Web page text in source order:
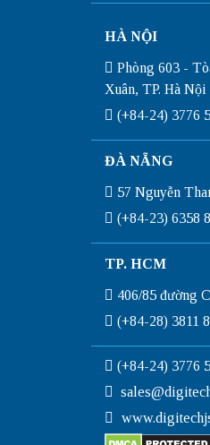
HÀ NỘI
Phòng 603 -
Xuân, TP. Hà Nội
(+84-24) 3776
ĐÀ NẴNG
57 Nguyễn
(+84-23) 6358
TP. HCM
406/85 đường
(+84-28) 3811
(+84-24) 3776